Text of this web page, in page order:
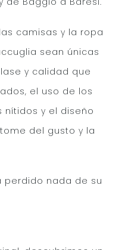
camisas y la ropa
sean únicas
y calidad que
el uso de los
nítidos y el diseño
del gusto y la
perdido nada de su